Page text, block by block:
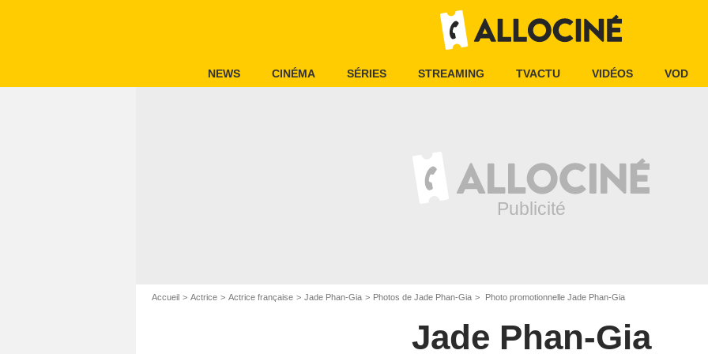
NEWS CINÉMA SÉRIES STREAMING TVACTU VIDÉOS VOD
Accueil Actrice Actrice française Jade Phan-Gia Photos de Jade Phan-Gia Photo promotionnelle Jade Phan-Gia
Jade Phan-Gia